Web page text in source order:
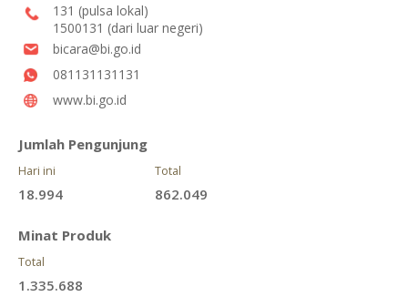
131 (pulsa lokal)
1500131 (dari luar negeri)
bicara@bi.go.id
081131131131
www.bi.go.id
Jumlah Pengunjung
Hari ini
18.994
Total
862.049
Minat Produk
Total
1.335.688